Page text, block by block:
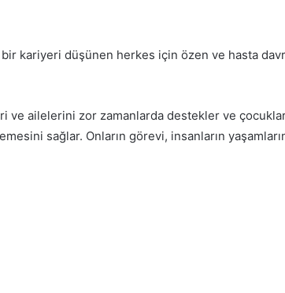
kariyeri düşünen herkes için özen ve hasta
ve ailelerini zor zamanlarda destekler ve
sağlar. Onların görevi, insanların